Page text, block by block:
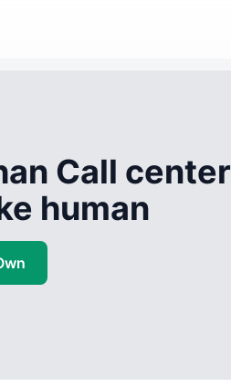
Call center
human